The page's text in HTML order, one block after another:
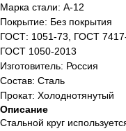
Марка стали: А-12
Покрытие: Без покрытия
ГОСТ: 1051-73, ГОСТ
ГОСТ 1050-2013
Изготовитель: Россия
Состав: Сталь
Прокат: Холоднотянутый
Описание
Стальной круг